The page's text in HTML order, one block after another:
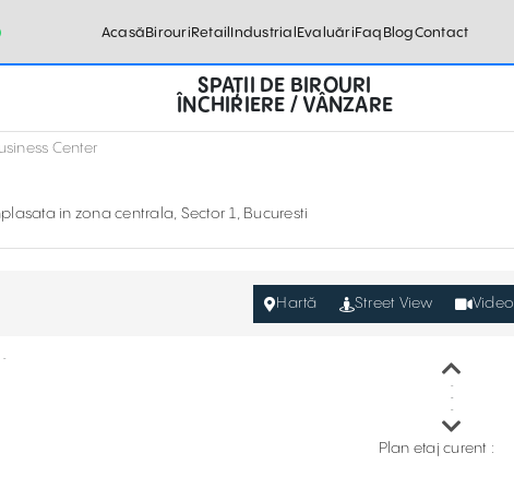
AcasăBirouriRetailIndustrialEvaluăriFaq BlogContact
SPAȚII DE BIROURI
ÎNCHIRIERE / VÂNZARE
Center
in zona centrala, Sector 1, Bucuresti
Hartă Street View Video
Plan etaj curent :